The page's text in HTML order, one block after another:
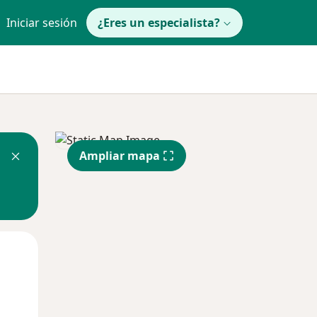
Iniciar sesión ¿Eres un especialista?
Ampliar mapa